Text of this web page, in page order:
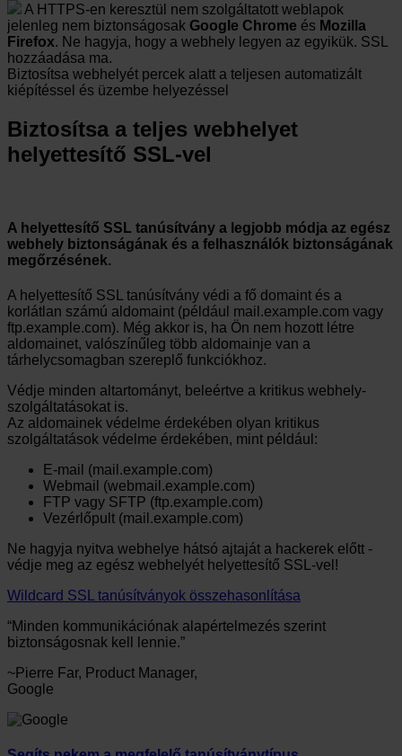
A HTTPS-en keresztül nem szolgáltatott weblapok
jelenleg nem biztonságosak Google Chrome és Mozilla
Firefox. Ne hagyja, hogy a webhely legyen az egyikük. SSL
hozzáadása ma.
Biztosítsa webhelyét percek alatt a teljesen automatizált
kiépítéssel és üzembe helyezéssel
Biztosítsa a teljes webhelyet
helyettesítő SSL-vel
A helyettesítő SSL tanúsítvány a legjobb módja az egész
webhely biztonságának és a felhasználók biztonságának
megőrzésének.
A helyettesítő SSL tanúsítvány védi a fő domaint és a
korlátlan számú aldomaint (például mail.example.com vagy
ftp.example.com). Még akkor is, ha Ön nem hozott létre
aldomainet, valószínűleg több aldomainje van a
tárhelycsomagban szereplő funkciókhoz.
Védje minden altartományt, beleértve a kritikus webhely-
szolgáltatásokat is.
Az aldomainek védelme érdekében olyan kritikus
szolgáltatások védelme érdekében, mint például:
E-mail (mail.example.com)
Webmail (webmail.example.com)
FTP vagy SFTP (ftp.example.com)
Vezérlőpult (mail.example.com)
Ne hagyja nyitva webhelye hátsó ajtaját a hackerek előtt -
védje meg az egész webhelyét helyettesítő SSL-vel!
Wildcard SSL tanúsítványok összehasonlítása
Minden kommunikációnak alapértelmezés szerint
biztonságosnak kell lennie.
~Pierre Far, Product Manager,
Google